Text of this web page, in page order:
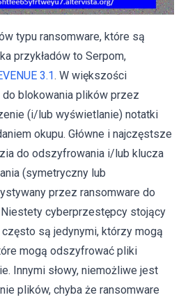
typu ransomware, które są
przykładów to Serpom,
3.1. W większości
do blokowania plików przez
(i/lub wyświetlanie) notatki
okupu. Główne i najczęstsze
do odszyfrowania i/lub klucza
(symetryczny lub
przez ransomware do
cyberprzestępcy stojący
są jedynymi, którzy mogą
mogą odszyfrować pliki
Innymi słowy, niemożliwe jest
plików, chyba że ransomware